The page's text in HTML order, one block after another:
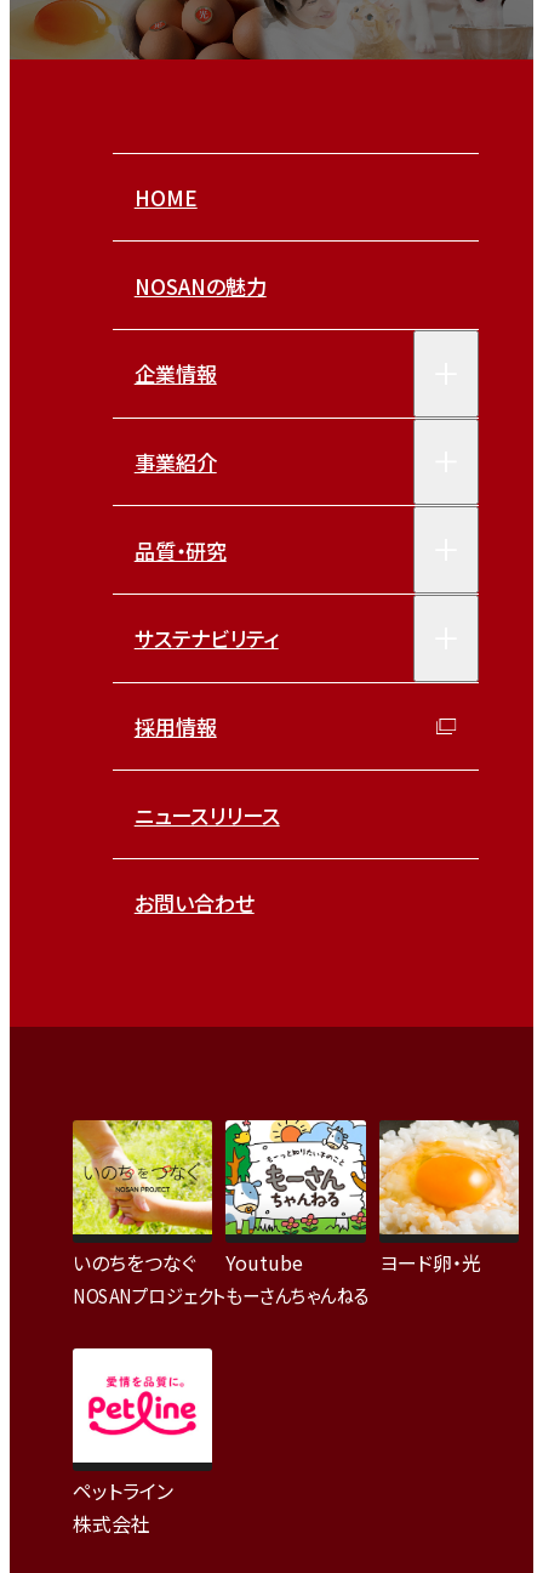
HOME
NOSANの魅力
企業情報
事業紹介
品質・研究
サステナビリティ
採用情報
ニュースリリース
お問い合わせ
いのちをつなぐ
NOSANプロジェクト
Youtube
もーさんちゃんねる
ヨード卵・光
ペットライン
株式会社